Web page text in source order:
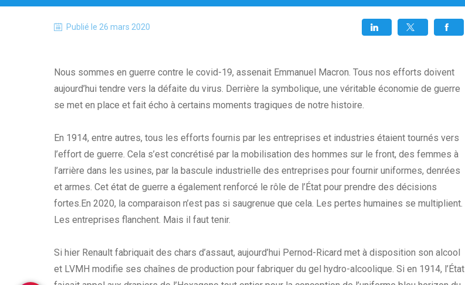
Publié le 26 mars 2020
Nous sommes en guerre contre le covid-19, assenait Emmanuel Macron. Tous nos efforts doivent
aujourd’hui tendre vers la défaite du virus. Derrière la symbolique, une véritable économie de guerre
se met en place et fait écho à certains moments tragiques de notre histoire.
En 1914, entre autres, tous les efforts fournis par les entreprises et industries étaient tournés vers
l’effort de guerre. Cela s’est concrétisé par la mobilisation des hommes sur le front, des femmes à
l’arrière dans les usines, par la bascule industrielle des entreprises pour fournir uniformes, denrées
et armes. Cet état de guerre a également renforcé le rôle de l’État pour prendre des décisions
fortes.En 2020, la comparaison n’est pas si saugrenue que cela. Les pertes humaines se multiplient.
Les entreprises flanchent. Mais il faut tenir.
Si hier Renault fabriquait des chars d’assaut, aujourd’hui Pernod-Ricard met à disposition son alcool
et LVMH modifie ses chaînes de production pour fabriquer du gel hydro-alcoolique. Si en 1914, l’État